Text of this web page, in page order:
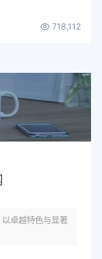
718,112
卓越特色与显著